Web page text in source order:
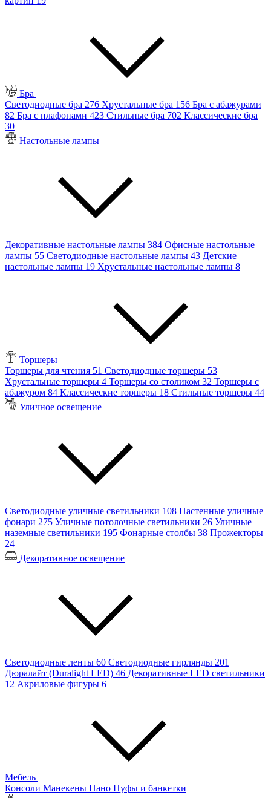
Бра
Светодиодные бра 276 Хрустальные бра 156 Бра с абажурами
82 Бра с плафонами 423 Стильные бра 702 Классические бра
30
Настольные лампы
Декоративные настольные лампы 384 Офисные настольные
лампы 55 Светодиодные настольные лампы 43 Детские
настольные лампы 19 Хрустальные настольные лампы 8
Торшеры
Торшеры для чтения 51 Светодиодные торшеры 53
Хрустальные торшеры 4 Торшеры со столиком 32 Торшеры с
абажуром 84 Классические торшеры 18 Стильные торшеры 44
Уличное освещение
Светодиодные уличные светильники 108 Настенные уличные
фонари 275 Уличные потолочные светильники 26 Уличные
наземные светильники 195 Фонарные столбы 38 Прожекторы
24
Декоративное освещение
Светодиодные ленты 60 Светодиодные гирлянды 201
Дюралайт (Duralight LED) 46 Декоративные LED светильники
12 Акриловые фигуры 6
Мебель
Консоли Манекены Пано Пуфы и банкетки